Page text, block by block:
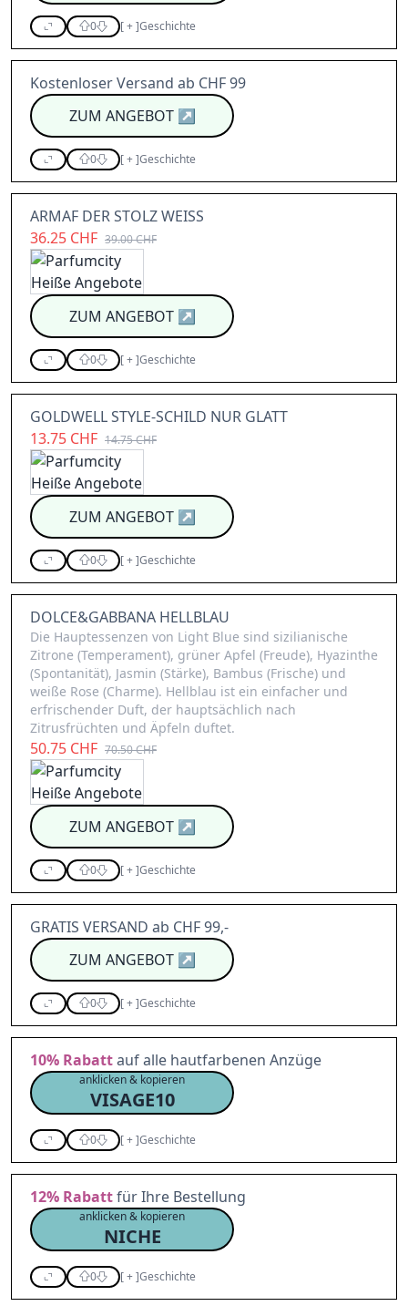
0 [+]Geschichte
Kostenloser Versand ab CHF 99
ZUM ANGEBOT↗
0 [+]Geschichte
ARMAF DER STOLZ WEISS
36.25 CHF 39.00 CHF
ZUM ANGEBOT↗
0 [+]Geschichte
GOLDWELL STYLE-SCHILD NUR GLATT
13.75 CHF 14.75 CHF
ZUM ANGEBOT↗
0 [+]Geschichte
DOLCE&GABBANA HELLBLAU
Die Hauptessenzen von Light Blue sind sizilianische
Zitrone (Temperament), grüner Apfel (Freude), Hyazinthe
(Spontanität), Jasmin (Stärke), Bambus (Frische) und
weiße Rose (Charme). Hellblau ist ein einfacher und
erfrischender Duft, der hauptsächlich nach
Zitrusfrüchten und Äpfeln duftet.
50.75 CHF 70.50 CHF
ZUM ANGEBOT↗
0 [+]Geschichte
GRATIS VERSAND ab CHF 99,-
ZUM ANGEBOT↗
0 [+]Geschichte
10% Rabattauf alle hautfarbenen Anzüge
anklicken & kopieren
VISAGE10
0 [+]Geschichte
12% Rabattfür Ihre Bestellung
anklicken & kopieren
NICHE
0 [+]Geschichte